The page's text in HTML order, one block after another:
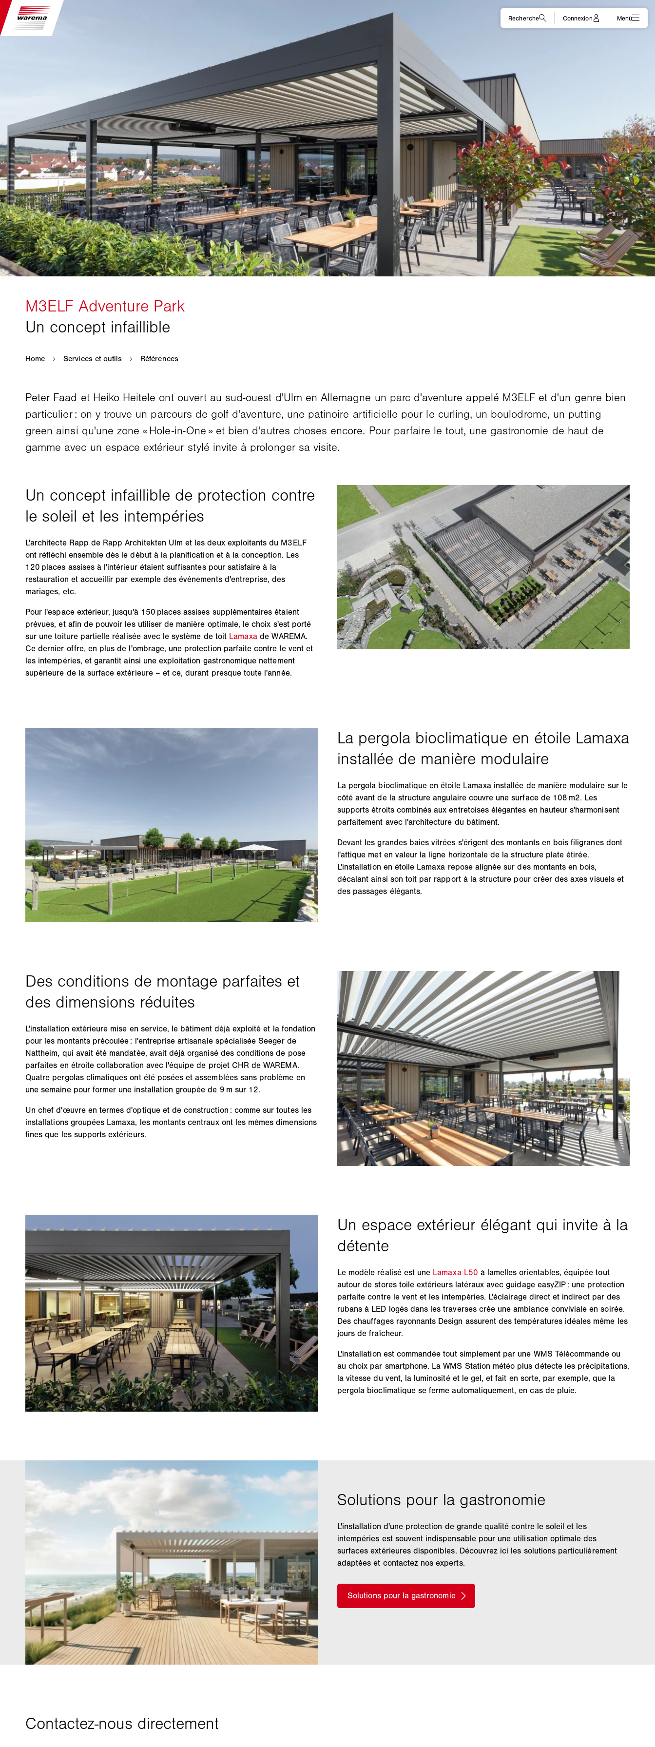
Peter Faad et Heiko Heitele ont ouvert au sud-ouest d'Ulm en Allemagne un parc d'aventure appelé M3ELF et d'un genre bien
particulier : on y trouve un parcours de golf d'aventure, une patinoire artificielle pour le curling, un boulodrome, un putting
green ainsi qu'une zone « Hole-in-One » et bien d'autres choses encore. Pour parfaire le tout, une gastronomie de haut de
gamme avec un espace extérieur stylé invite à prolonger sa visite.
L'architecte Rapp de Rapp Architekten Ulm et les deux exploitants du M3ELF
ont réfléchi ensemble dès le début à la planification et à la conception. Les
120 places assises à l'intérieur étaient suffisantes pour satisfaire à la
restauration et accueillir par exemple des événements d'entreprise, des
mariages, etc.
Pour l'espace extérieur, jusqu'à 150 places assises supplémentaires étaient
prévues, et afin de pouvoir les utiliser de manière optimale, le choix s'est porté
sur une toiture partielle réalisée avec le système de toit Lamaxa de WAREMA.
Ce dernier offre, en plus de l'ombrage, une protection parfaite contre le vent et
les intempéries, et garantit ainsi une exploitation gastronomique nettement
supérieure de la surface extérieure – et ce, durant presque toute l'année.
La pergola bioclimatique en étoile Lamaxa installée de manière modulaire sur le
côté avant de la structure angulaire couvre une surface de 108 m2. Les
supports étroits combinés aux entretoises élégantes en hauteur s'harmonisent
parfaitement avec l'architecture du bâtiment.
Devant les grandes baies vitrées s'érigent des montants en bois filigranes dont
l'attique met en valeur la ligne horizontale de la structure plate étirée.
L'installation en étoile Lamaxa repose alignée sur des montants en bois,
décalant ainsi son toit par rapport à la structure pour créer des axes visuels et
des passages élégants.
L'installation extérieure mise en service, le bâtiment déjà exploité et la fondation
pour les montants précoulée : l'entreprise artisanale spécialisée Seeger de
Nattheim, qui avait été mandatée, avait déjà organisé des conditions de pose
parfaites en étroite collaboration avec l'équipe de projet CHR de WAREMA.
Quatre pergolas climatiques ont été posées et assemblées sans problème en
une semaine pour former une installation groupée de 9 m sur 12.
Un chef d'œuvre en termes d'optique et de construction : comme sur toutes les
installations groupées Lamaxa, les montants centraux ont les mêmes dimensions
fines que les supports extérieurs.
Le modèle réalisé est une Lamaxa L50 à lamelles orientables, équipée tout
autour de stores toile extérieurs latéraux avec guidage easyZIP : une protection
parfaite contre le vent et les intempéries. L'éclairage direct et indirect par des
rubans à LED logés dans les traverses crée une ambiance conviviale en soirée.
Des chauffages rayonnants Design assurent des températures idéales même les
jours de fraîcheur.
L'installation est commandée tout simplement par une WMS Télécommande ou
au choix par smartphone. La WMS Station météo plus détecte les précipitations,
la vitesse du vent, la luminosité et le gel, et fait en sorte, par exemple, que la
pergola bioclimatique se ferme automatiquement, en cas de pluie.
L'installation d'une protection de grande qualité contre le soleil et les
intempéries est souvent indispensable pour une utilisation optimale des
surfaces extérieures disponibles. Découvrez ici les solutions particulièrement
adaptées et contactez nos experts.